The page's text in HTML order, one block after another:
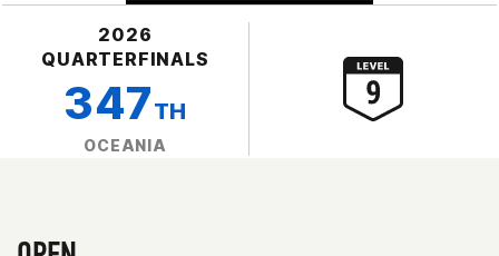
2026
QUARTERFINALS
347TH
OCEANIA